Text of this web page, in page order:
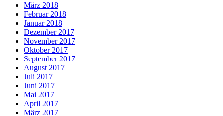
März 2018
Februar 2018
Januar 2018
Dezember 2017
November 2017
Oktober 2017
September 2017
August 2017
Juli 2017
Juni 2017
Mai 2017
April 2017
März 2017